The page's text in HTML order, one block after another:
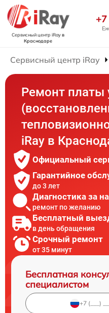
Сервисный центр iRayв
Краснодаре
Сервисный центр iRay
Ремонт платы
iRay в
Официальный
Гарантийное
до 3 лет
Диагностика за
ремонт по желанию
Бесплатный
в день обращения
Срочный ремонт
от 35 минут
Бесплатная
специалистом